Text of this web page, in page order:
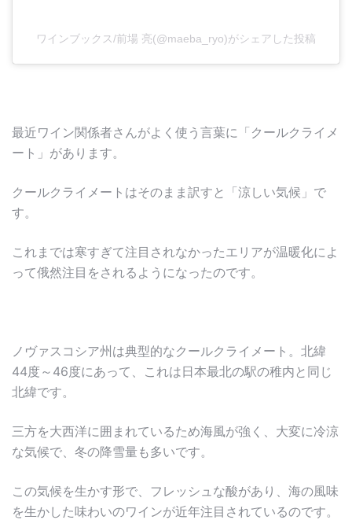
ワインブックス/前場 亮(@maeba_ryo)がシェアした投稿
最近ワイン関係者さんがよく使う言葉に「クールクライメ
ート」があります。
クールクライメートはそのまま訳すと「涼しい気候」で
す。
これまでは寒すぎて注目されなかったエリアが温暖化によ
って俄然注目をされるようになったのです。
ノヴァスコシア州は典型的なクールクライメート。北緯
44度～46度にあって、これは日本最北の駅の稚内と同じ
北緯です。
三方を大西洋に囲まれているため海風が強く、大変に冷涼
な気候で、冬の降雪量も多いです。
この気候を生かす形で、フレッシュな酸があり、海の風味
を生かした味わいのワインが近年注目されているのです。